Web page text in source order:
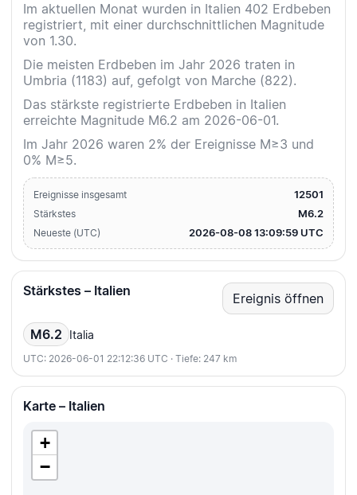
Im aktuellen Monat wurden in Italien 402 Erdbeben
registriert, mit einer durchschnittlichen Magnitude
von 1.30.
Die meisten Erdbeben im Jahr 2026 traten in
Umbria (1183) auf, gefolgt von Marche (822).
Das stärkste registrierte Erdbeben in Italien
erreichte Magnitude M6.2 am 2026-06-01.
Im Jahr 2026 waren 2% der Ereignisse M≥3 und
0% M≥5.
Ereignisse insgesamt 12501
Stärkstes M6.2
Neueste (UTC) 2026-08-08 13:09:59 UTC
Stärkstes – Italien Ereignis öffnen
M6.2 Italia
UTC: 2026-06-01 22:12:36 UTC · Tiefe: 247 km
Karte – Italien
+
−